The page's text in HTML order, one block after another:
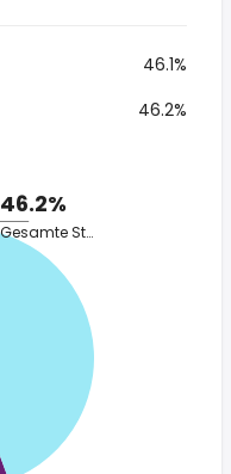
46.1%
46.2%
46.2%
Gesamte Steuer